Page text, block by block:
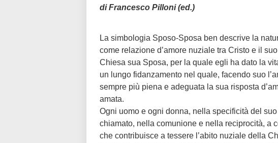
di Francesco Pilloni (ed.)
La simbologia Sposo-Sposa ben descrive la
come relazione d’amore nuziale tra Cristo e il
Chiesa sua Sposa, per la quale egli ha dato la
un lungo fidanzamento nel quale, facendo suo
sempre più piena e adeguata la sua risposta
amata.
Ogni uomo e ogni donna, nella specificità del
chiamato, nella comunione e nella reciprocità, a
che contribuisce a tessere l’abito nuziale della